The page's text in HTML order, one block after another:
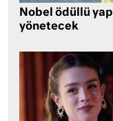
Nobel ödüllü
yönetecek